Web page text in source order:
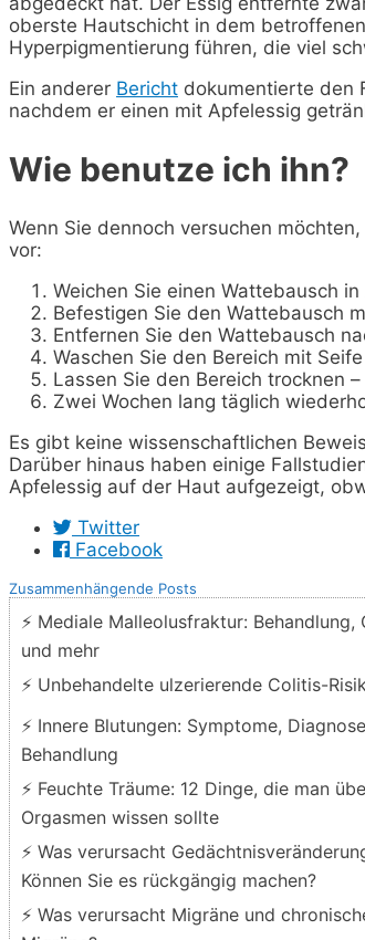
oberste Hautschicht in dem
Hyperpigmentierung führen, die viel
Ein anderer Bericht dokumentierte den
nachdem er einen mit Apfelessig
Wie benutze ich ihn?
Wenn Sie dennoch versuchen
vor:
Weichen Sie einen Wattebausch
Befestigen Sie den Wattebausch
Entfernen Sie den Wattebausch
Waschen Sie den Bereich mit
Lassen Sie den Bereich trocknen
Zwei Wochen lang täglich
Es gibt keine wissenschaftlichen
Darüber hinaus haben einige
Apfelessig auf der Haut aufgezeigt,
Twitter
Facebook
Zusammenhängende Posts
⚡ Mediale Malleolusfraktur: Behandlung,
und mehr
⚡ Unbehandelte ulzerierende Colitis-
⚡ Innere Blutungen: Symptome,
Behandlung
⚡ Feuchte Träume: 12 Dinge, die man
Orgasmen wissen sollte
⚡ Was verursacht
Können Sie es rückgängig machen?
⚡ Was verursacht Migräne und